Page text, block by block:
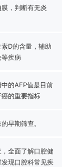
，判断有无炎
D的含量，辅助
疾病
的AFP值是目前
的重要指标
早期筛查。
全面了解口腔健
现口腔科常见疾